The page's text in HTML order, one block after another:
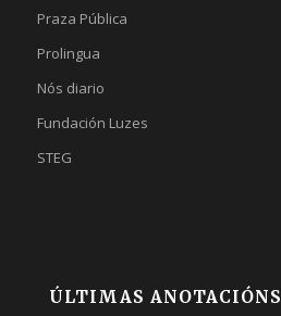
Praza Pública
Prolingua
Nós diario
Fundación Luzes
STEG
ÚLTIMAS ANOTACIÓNS